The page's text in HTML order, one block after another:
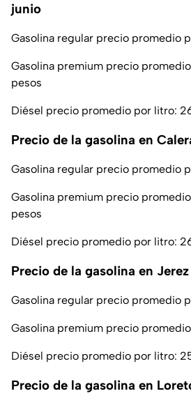
junio
Gasolina regular precio promedio
Gasolina premium precio
pesos
Diésel precio promedio por litro:
Precio de la gasolina en
Gasolina regular precio promedio
Gasolina premium precio
pesos
Diésel precio promedio por litro:
Precio de la gasolina en
Gasolina regular precio promedio
Gasolina premium precio
Diésel precio promedio por litro:
Precio de la gasolina en